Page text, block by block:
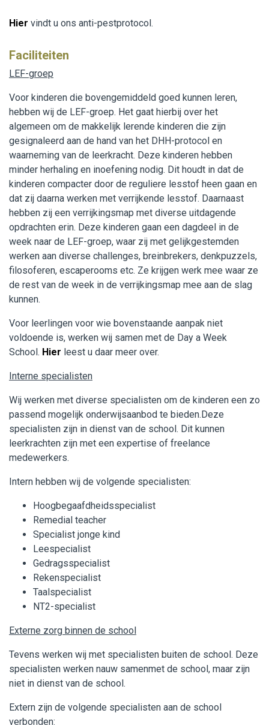
Hier vindt u ons anti-pestprotocol.
Faciliteiten
LEF-groep
Voor kinderen die bovengemiddeld goed kunnen leren,
hebben wij de LEF-groep. Het gaat hierbij over het
algemeen om de makkelijk lerende kinderen die zijn
gesignaleerd aan de hand van het DHH-protocol en
waarneming van de leerkracht. Deze kinderen hebben
minder herhaling en inoefening nodig. Dit houdt in dat de
kinderen compacter door de reguliere lesstof heen gaan en
dat zij daarna werken met verrijkende lesstof. Daarnaast
hebben zij een verrijkingsmap met diverse uitdagende
opdrachten erin. Deze kinderen gaan een dagdeel in de
week naar de LEF-groep, waar zij met gelijkgestemden
werken aan diverse challenges, breinbrekers, denkpuzzels,
filosoferen, escaperooms etc. Ze krijgen werk mee waar ze
de rest van de week in de verrijkingsmap mee aan de slag
kunnen.
Voor leerlingen voor wie bovenstaande aanpak niet
voldoende is, werken wij samen met de Day a Week
School. Hier leest u daar meer over.
Interne specialisten
Wij werken met diverse specialisten om de kinderen een zo
passend mogelijk onderwijsaanbod te bieden.Deze
specialisten zijn in dienst van de school. Dit kunnen
leerkrachten zijn met een expertise of freelance
medewerkers.
Intern hebben wij de volgende specialisten:
Hoogbegaafdheidsspecialist
Remedial teacher
Specialist jonge kind
Leespecialist
Gedragsspecialist
Rekenspecialist
Taalspecialist
NT2-specialist
Externe zorg binnen de school
Tevens werken wij met specialisten buiten de school. Deze
specialisten werken nauw samenmet de school, maar zijn
niet in dienst van de school.
Extern zijn de volgende specialisten aan de school
verbonden: